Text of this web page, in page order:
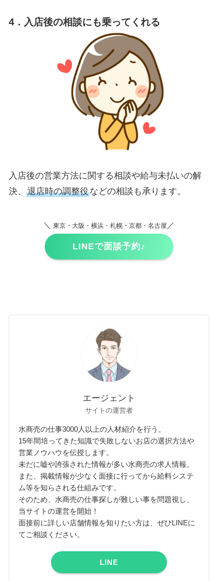
4．入店後の相談にも乗ってくれる
入店後の営業方法に関する相談や給与未払いの解
決、 退店時の調整役などの相談も承ります。
＼ 東京・大阪・横浜・札幌・京都・名古屋 ／
LINEで面談予約♪
エージェント
サイトの運営者
水商売の仕事3000人以上の人材紹介を行う。
15年間培ってきた知識で失敗しないお店の選択方法や
営業ノウハウを伝授します。
未だに嘘や誇張された情報が多い水商売の求人情報。
また、掲載情報が少なく面接に行ってから給料システ
ム等を知らされる仕組みです。
そのため、水商売の仕事探しが難しい事を問題視し、
当サイトの運営を開始！
面接前に詳しい店舗情報を知りたい方は、ぜひLINEに
てご相談ください。
LINE